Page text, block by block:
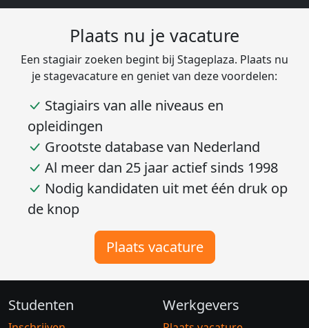
Plaats nu je vacature
Een stagiair zoeken begint bij Stageplaza. Plaats nu
je stagevacature en geniet van deze voordelen:
Stagiairs van alle niveaus en
opleidingen
Grootste database van Nederland
Al meer dan 25 jaar actief sinds 1998
Nodig kandidaten uit met één druk op
de knop
Plaats vacature
Studenten Werkgevers